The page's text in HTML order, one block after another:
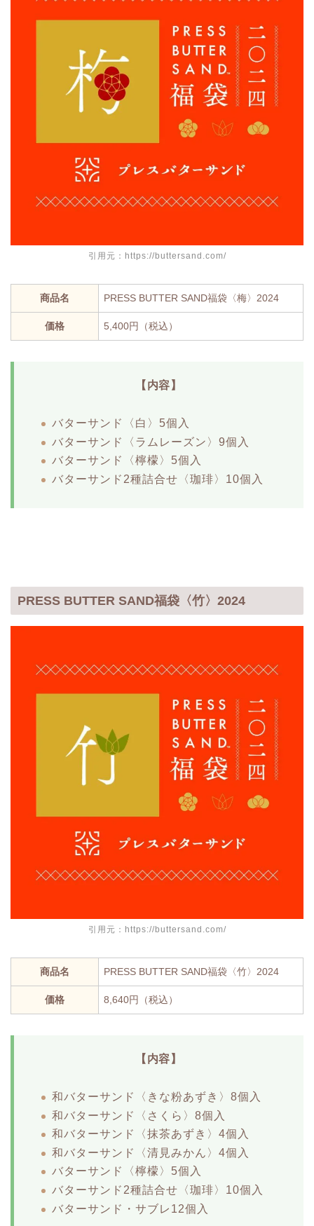
引用元：https://buttersand.com/
商品名 PRESS BUTTER SAND福袋〈梅〉2024
価格 5,400円（税込）
【内容】
バターサンド〈白〉5個入
バターサンド〈ラムレーズン〉9個入
バターサンド〈檸檬〉5個入
バターサンド2種詰合せ〈珈琲〉10個入
PRESS BUTTER SAND福袋〈竹〉2024
引用元：https://buttersand.com/
商品名 PRESS BUTTER SAND福袋〈竹〉2024
価格 8,640円（税込）
【内容】
和バターサンド〈きな粉あずき〉8個入
和バターサンド〈さくら〉8個入
和バターサンド〈抹茶あずき〉4個入
和バターサンド〈清見みかん〉4個入
バターサンド〈檸檬〉5個入
バターサンド2種詰合せ〈珈琲〉10個入
バターサンド・サブレ12個入